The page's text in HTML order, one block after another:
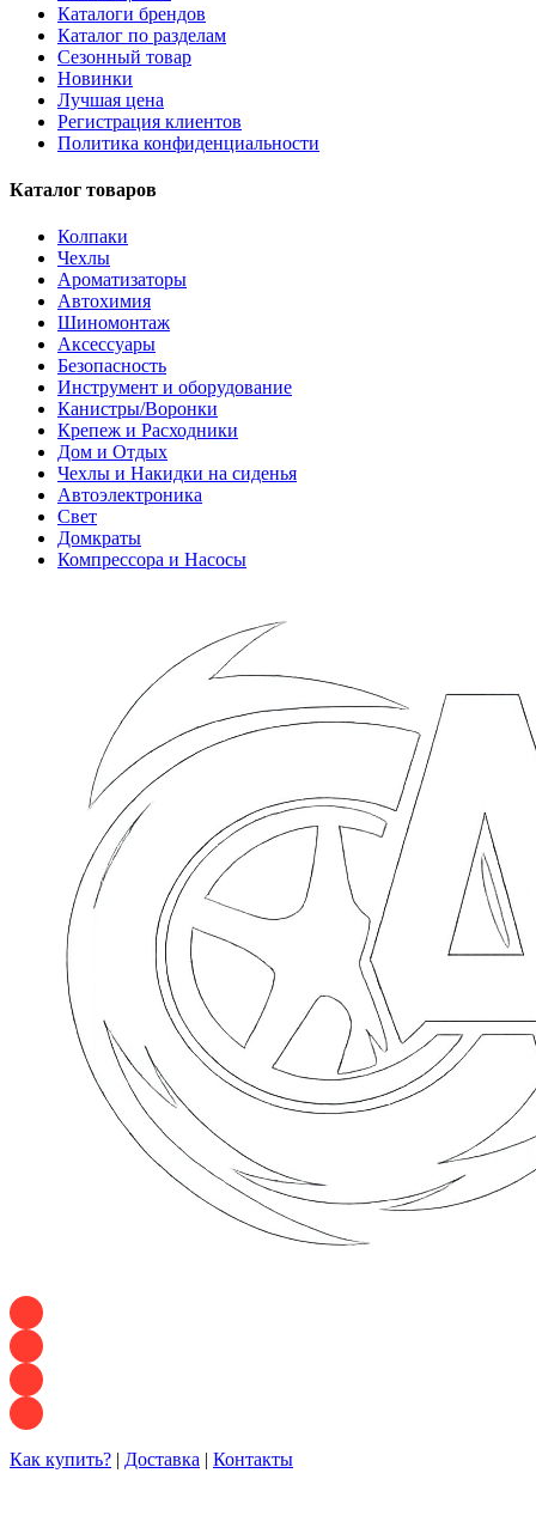
Каталоги брендов
Каталог по разделам
Сезонный товар
Новинки
Лучшая цена
Регистрация клиентов
Политика конфиденциальности
Каталог товаров
Колпаки
Чехлы
Ароматизаторы
Автохимия
Шиномонтаж
Аксессуары
Безопасность
Инструмент и оборудование
Канистры/Воронки
Крепеж и Расходники
Дом и Отдых
Чехлы и Накидки на сиденья
Автоэлектроника
Свет
Домкраты
Компрессора и Насосы
Как купить? | Доставка | Контакты